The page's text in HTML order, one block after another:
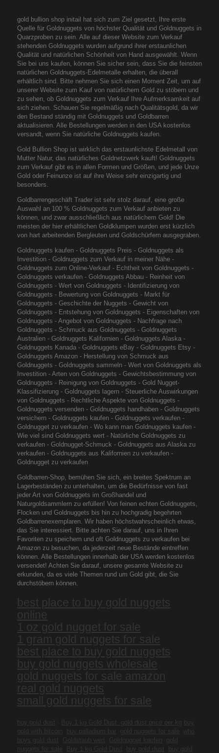
gold bullion shop initail hat sich zum Ziel gesetzt, Ihre erste
Quelle für Goldnuggets von höchster Qualität und Goldnuggets in
Quarzproben zu sein. Alle auf dieser Website zum Verkauf
stehenden Goldnuggets wurden aufgrund ihrer erstaunlichen
Qualität und natürlichen Schönheit von Hand ausgewählt. Wenn
Sie bei uns kaufen, können Sie sicher sein, dass Sie die feinsten
natürlichen Goldnuggets-Edelmetalle erhalten, die überall
erhältlich sind. Bitte nehmen Sie sich einen Moment Zeit, um auf
unserer Website zum Kauf von natürlichem Gold zu stöbern und
zu sehen, ob Goldnuggets zum Verkauf Ihre Aufmerksamkeit auf
sich ziehen. Schauen Sie regelmäßig nach Qualitätsgold, da wir
den Bestand ständig mit Goldnuggets und Goldbarren
aktualisieren. Alle Bestellungen werden in den USA kostenlos
versandt, wenn Sie natürliche Goldnuggets kaufen.
Gold Bullion Shop ist wirklich das erstaunlichste Edelmetall von
Mutter Natur, das natürliches Goldnetzwerk kauft! Goldnuggets
zum Verkauf gibt es in allen Formen und Größen, und jede Unze
Gold oder Feinunze ist auf ihre Weise sehr einzigartig und
besonders.
Goldbarrengeschäft Trader ist sehr stolz darauf, eine große
Auswahl an 100 % Goldnuggets zum Verkauf anbieten zu
können, und zwar ausschließlich aus natürlichem Gold! Die
meisten der hier erhältlichen Goldklumpen wurden erst kürzlich
von hart arbeitenden Bergleuten und Goldschürfern ausgegraben.
Goldnuggets kaufen - Goldnuggets Preis - Goldnuggets als
Investition - Goldnuggets zum Verkauf in meiner Nähe -
Goldnuggets zum Online-Verkauf - Echtheit von Goldnuggets -
Goldnuggets verkaufen - Goldnuggets Abbau - Reinheit von
Goldnuggets - Wert von Goldnuggets - Identifizierung von
Goldnuggets - Bewertung von Goldnuggets - Markt für
Goldnuggets - Geschichte der Nuggets - Gewicht von
Goldnuggets - Entstehung von Goldnuggets - Eigenschaften von
Goldnuggets - Angebot von Goldnuggets - Nachfrage nach
Goldnuggets - Schmuck aus Goldnuggets - Goldnuggets
Australien - Goldnuggets Kalifornien - Goldnuggets Alaska -
Goldnuggets Kanada - Goldnuggets eBay - Goldnuggets Etsy -
Goldnuggets Amazon - Herstellung von Schmuck aus
Goldnuggets - Goldnuggets sammeln - Wert von Goldnuggets als
Investition - Arten von Goldnuggets - Gewichtsbestimmung von
Goldnuggets - Reinigung von Goldnuggets - Gold Nugget-
Klassifizierung - Goldnuggets lagern - Steuerliche Auswirkungen
von Goldnuggets - Rechtliche Aspekte von Goldnuggets -
Goldnuggets versenden - Goldnuggets handhaben - Goldnuggets
versichern - Goldnuggets kaufen - Goldnuggets verkaufen -
Goldnugget zu verkaufen - Wo kann man Goldnuggets kaufen -
Wie viel sind Goldnuggets wert - Natürliche Goldnuggets zu
verkaufen - Goldnugget-Schmuck - Goldnuggets aus Alaska zu
verkaufen - Goldnuggets aus Kalifornien zu verkaufen -
Goldnugget zu verkaufen
Goldbarren-Shop, bemühen Sie sich, ein breites Spektrum an
Lagerbeständen zu unterhalten, um die Bedürfnisse von fast
jeder Art von Goldnuggets im Großhandel und
Naturgoldsammlern zu erfüllen! Von feinen echten Goldnuggets,
Flocken und Goldnuggets bis hin zu hochgradig begehrten
Goldbarrenexemplaren. Wir haben höchstwahrscheinlich etwas,
das Sie interessiert. Bitte achten Sie darauf, uns in Ihren
Favoriten zu speichern und oft Goldnuggets zu verkaufen bei
Amazon zu besuchen, da jederzeit neue Bestände eintreffen
können. Alle Bestellungen innerhalb der USA werden kostenlos
versendet! Achten Sie darauf, unsere gesamte Website zu
erkunden, da es viele Themen rund um Gold gibt, die Sie
durchstöbern können.
best place to buy gold nuggets
online
1 oz gold nugget for sale
1 gram gold nuggets for sale
best place to buy gold nuggets
buy gold nuggets wholesale
gold nuggets for sale amazon
real gold nuggets
small gold nuggets for sale
buy gold dust Buy 1 kg Gold Dust gold dust price per kg
buy
gold with bitcoin
buy palladium bar gold nuggets for sale
who
buys gold dust
Goldstaub wert Goldnugget kaufen
nuggets for sale
Buy 1 kg Gold Dust buy gold dust
buy gold